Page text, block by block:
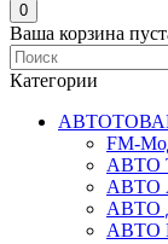
0
Ваша корзина
Категории
FM-
АВТО
АВТО
АВТО
АВТО